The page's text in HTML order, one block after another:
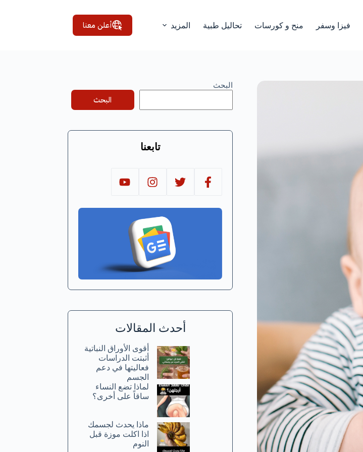
فيزا وسفر منح و كورسات تحاليل طبية المزيد أعلن معنا
البحث
البحث
تابعنا
أحدث المقالات
أقوى الأوراق النباتية
أثبتت الدراسات
فعاليتها في دعم
الجسم
لماذا تضع النساء
ساقاً على أخرى؟
ماذا يحدث لجسمك
اذا اكلت موزة قبل
النوم